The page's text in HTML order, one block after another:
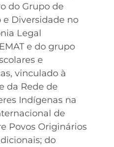
do Grupo de
e Diversidade no
Legal
e do grupo
e
vinculado à
da Rede de
Indígenas na
de
Povos Originários
do